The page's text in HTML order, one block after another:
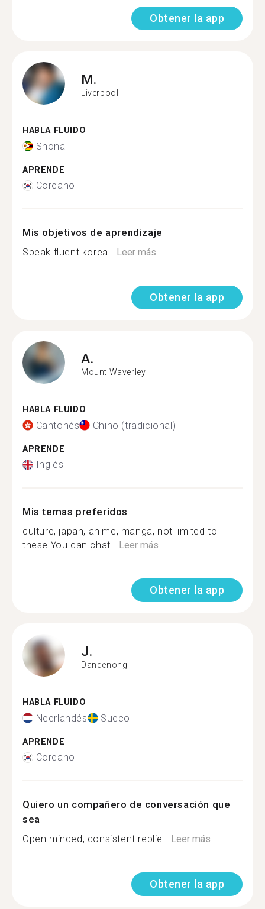
Obtener la app
M.
Liverpool
HABLA FLUIDO
Shona
APRENDE
Coreano
Mis objetivos de aprendizaje
Speak fluent korea...Leer más
Obtener la app
A.
Mount Waverley
HABLA FLUIDO
Cantonés Chino (tradicional)
APRENDE
Inglés
Mis temas preferidos
culture, japan, anime, manga, not limited to
these You can chat...Leer más
Obtener la app
J.
Dandenong
HABLA FLUIDO
Neerlandés Sueco
APRENDE
Coreano
Quiero un compañero de conversación que
sea
Open minded, consistent replie...Leer más
Obtener la app